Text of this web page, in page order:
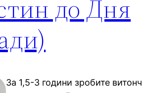
до Дня
За 1,5-3 години зробите